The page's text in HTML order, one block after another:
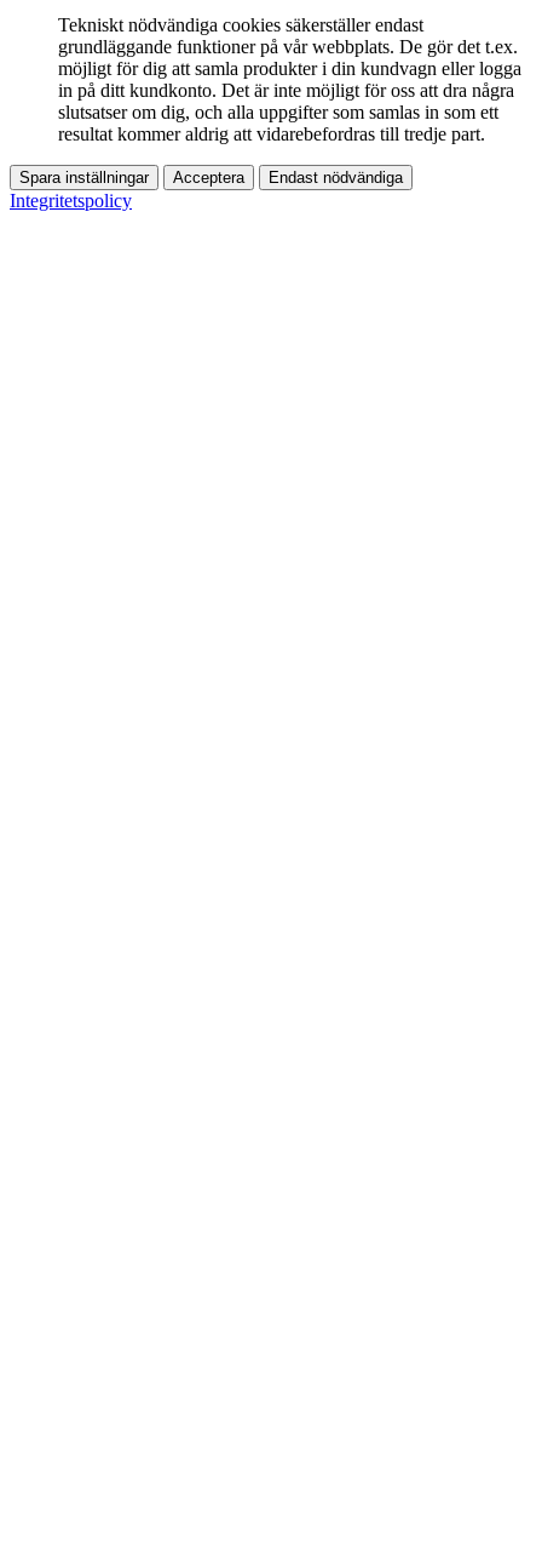
Tekniskt nödvändiga cookies säkerställer endast
grundläggande funktioner på vår webbplats. De gör det t.ex.
möjligt för dig att samla produkter i din kundvagn eller logga
in på ditt kundkonto. Det är inte möjligt för oss att dra några
slutsatser om dig, och alla uppgifter som samlas in som ett
resultat kommer aldrig att vidarebefordras till tredje part.
Spara inställningar Acceptera Endast nödvändiga
Integritetspolicy